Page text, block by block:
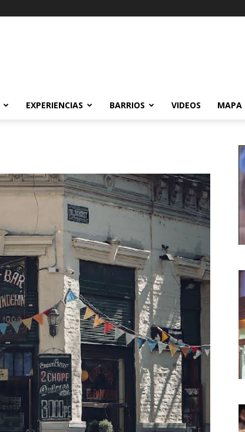
EXPERIENCIAS BARRIOS VIDEOS MAPA